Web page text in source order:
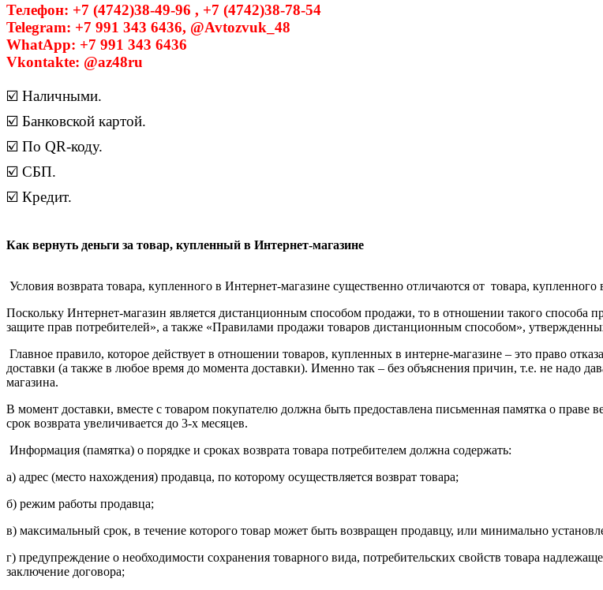
Телефон: +7 (4742)38-49-96 , +7 (4742)38-78-54
Telegram: +7 991 343 6436, @Avtozvuk_48
WhatApp: +7 991 343 6436
Vkontakte: @az48ru
☑️ Наличными.
☑️ Банковской картой.
☑️ По QR-коду.
☑️ СБП.
☑️ Кредит.
Как вернуть деньги за товар, купленный в Интернет-магазине
Условия возврата товара, купленного в Интернет-магазине существенно отличаются от товара,
Поскольку Интернет-магазин является дистанционным способом продажи, то в отношении такого способа
защите прав потребителей», а также «Правилами продажи товаров дистанционным способом»,
Главное правило, которое действует в отношении товаров, купленных в интерне-магазине – это право
доставки (а также в любое время до момента доставки). Именно так – без объяснения причин, т.е. не надо
магазина.
В момент доставки, вместе с товаром покупателю должна быть предоставлена письменная памятка о праве
срок возврата увеличивается до 3-х месяцев.
Информация (памятка) о порядке и сроках возврата товара потребителем должна содержать:
а) адрес (место нахождения) продавца, по которому осуществляется возврат товара;
б) режим работы продавца;
в) максимальный срок, в течение которого товар может быть возвращен продавцу, или минимально
г) предупреждение о необходимости сохранения товарного вида, потребительских свойств товара
заключение договора;